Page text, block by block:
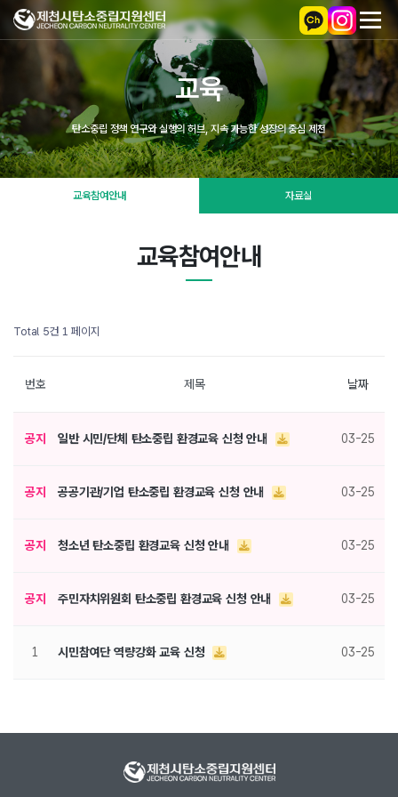
교육
탄소중립 정책 연구와 실행의 허브, 지속 가능한 성장의 중심 제천
교육참여안내 자료실
교육참여안내
Total 5건1 페이지
번호 제목 날짜
공지 일반 시민/단체 탄소중립 환경교육 신청 안내 03-25
공지 공공기관/기업 탄소중립 환경교육 신청 안내 03-25
공지 청소년 탄소중립 환경교육 신청 안내 03-25
공지 주민자치위원회 탄소중립 환경교육 신청 안내 03-25
1 시민참여단 역량강화 교육 신청 03-25